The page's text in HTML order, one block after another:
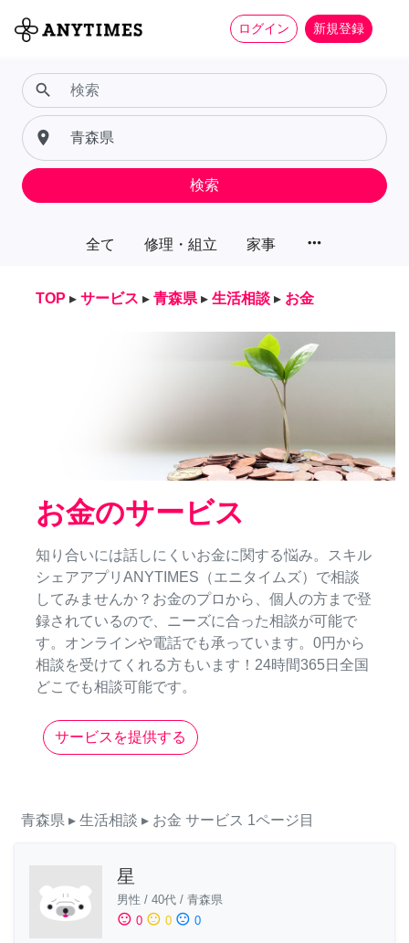
ログイン 新規登録
全て 修理・組立 家事 more_horiz
search
place
検索
TOP ▸ サービス ▸ 青森県 ▸ 生活相談 ▸ お金
お金のサービス
知り合いには話しにくいお金に関する悩み。スキル
シェアアプリANYTIMES（エニタイムズ）で相談
してみませんか？お金のプロから、個人の方まで登
録されているので、ニーズに合った相談が可能で
す。オンラインや電話でも承っています。0円から
相談を受けてくれる方もいます！24時間365日全国
どこでも相談可能です。
サービスを提供する
青森県 ▸ 生活相談 ▸ お金 サービス 1ページ目
星
男性 / 40代 / 青森県
sentiment_satisfied 0 sentiment_neutral 0 sentiment_dissatisfied 0